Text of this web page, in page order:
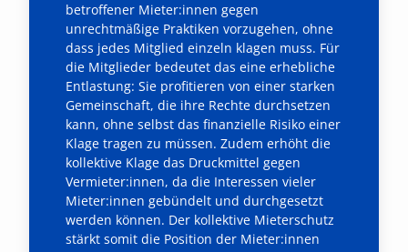
betroffener Mieter:innen gegen
unrechtmäßige Praktiken vorzugehen, ohne
dass jedes Mitglied einzeln klagen muss. Für
die Mitglieder bedeutet das eine erhebliche
Entlastung: Sie profitieren von einer starken
Gemeinschaft, die ihre Rechte durchsetzen
kann, ohne selbst das finanzielle Risiko einer
Klage tragen zu müssen. Zudem erhöht die
kollektive Klage das Druckmittel gegen
Vermieter:innen, da die Interessen vieler
Mieter:innen gebündelt und durchgesetzt
werden können. Der kollektive Mieterschutz
stärkt somit die Position der Mieter:innen